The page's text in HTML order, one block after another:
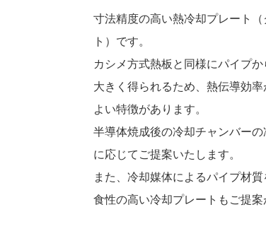
寸法精度の高い熱冷却プレート
ト）です。
カシメ方式熱板と同様にパイプ
大きく得られるため、熱伝導効
よい特徴があります。
半導体焼成後の冷却チャンバー
に応じてご提案いたします。
また、冷却媒体によるパイプ材
食性の高い冷却プレートもご提案